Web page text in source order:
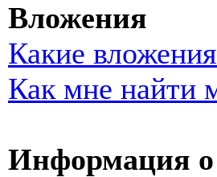
Вложения
Какие
Как мне найти
Информация о